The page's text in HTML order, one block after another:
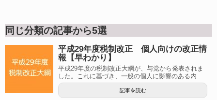
同じ分類の記事から5選
平成29年度税制改正 個人向けの改正情
報【早わかり】
平成29年度の税制改正大綱が、与党から発表されま
した。これに基づき、一般の個人に影響のある内...
記事を読む